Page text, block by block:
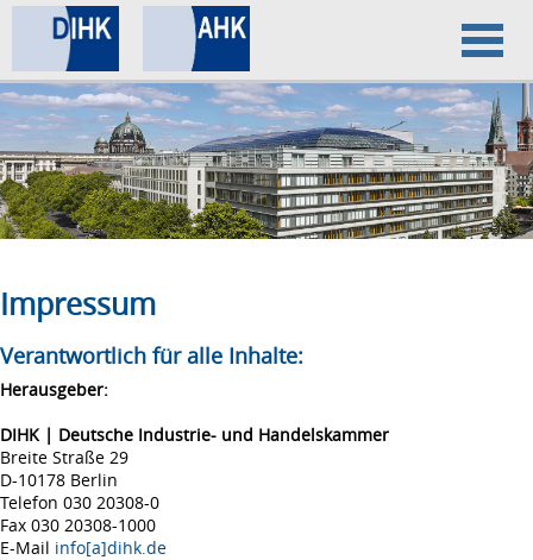
Home
Datenschutz
Impressum
Impressum
Verantwortlich für alle Inhalte:
Herausgeber:
DIHK | Deutsche Industrie- und Handelskammer
Breite Straße 29
D-10178 Berlin
Telefon 030 20308-0
Fax 030 20308-1000
E-Mail info[a]dihk.de